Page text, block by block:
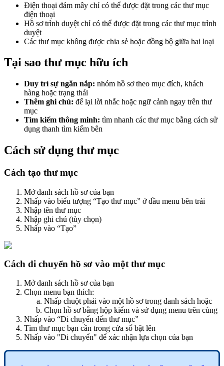
Điện thoại đám mây chỉ có thể được đặt trong các thư mục
điện thoại
Hồ sơ trình duyệt chỉ có thể được đặt trong các thư mục trình
duyệt
Các thư mục không được chia sẻ hoặc đồng bộ giữa hai loại
Tại sao thư mục hữu ích
Duy trì sự ngăn nắp: nhóm hồ sơ theo mục đích, khách
hàng hoặc trạng thái
Thêm ghi chú: để lại lời nhắc hoặc ngữ cảnh ngay trên thư
mục
Tìm kiếm thông minh: tìm nhanh các thư mục bằng cách sử
dụng thanh tìm kiếm bên
Cách sử dụng thư mục
Cách tạo thư mục
Mở danh sách hồ sơ của bạn
Nhấp vào biểu tượng “Tạo thư mục” ở đầu menu bên trái
Nhập tên thư mục
Nhập ghi chú (tùy chọn)
Nhấp vào “Tạo”
Cách di chuyển hồ sơ vào một thư mục
Mở danh sách hồ sơ của bạn
Chọn menu bạn thích:
Nhấp chuột phải vào một hồ sơ trong danh sách hoặc
Chọn hồ sơ bằng hộp kiểm và sử dụng menu trên cùng
Nhấp vào “Di chuyển đến thư mục”
Tìm thư mục bạn cần trong cửa sổ bật lên
Nhấp vào "Di chuyển" để xác nhận lựa chọn của bạn